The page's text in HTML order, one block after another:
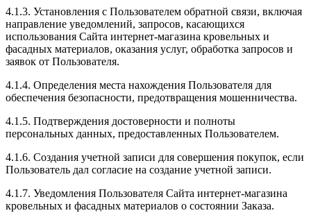
4.1.3. Установления с Пользователем обратной связи, включая
направление уведомлений, запросов, касающихся
использования Сайта интернет-магазина кровельных и
фасадных материалов, оказания услуг, обработка запросов и
заявок от Пользователя.
4.1.4. Определения места нахождения Пользователя для
обеспечения безопасности, предотвращения мошенничества.
4.1.5. Подтверждения достоверности и полноты
персональных данных, предоставленных Пользователем.
4.1.6. Создания учетной записи для совершения покупок, если
Пользователь дал согласие на создание учетной записи.
4.1.7. Уведомления Пользователя Сайта интернет-магазина
кровельных и фасадных материалов о состоянии Заказа.